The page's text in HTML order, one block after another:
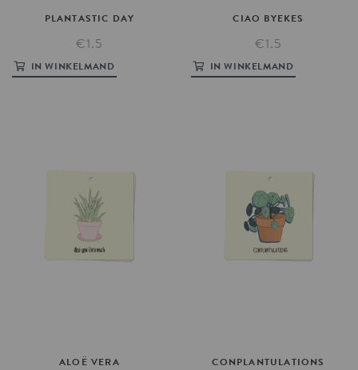
PLANTASTIC DAY
€1.5
IN WINKELMAND
CIAO BYEKES
€1.5
IN WINKELMAND
ALOË VERA CONPLANTULATIONS